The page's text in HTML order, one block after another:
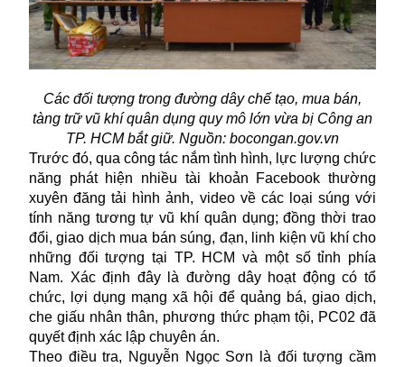
Các đối tượng trong đường dây chế tạo, mua bán,
tàng trữ vũ khí quân dụng quy mô lớn vừa bị Công an
TP. HCM bắt giữ. Nguồn: bocongan.gov.vn
Trước đó, qua công tác nắm tình hình, lực lượng chức
năng phát hiện nhiều tài khoản Facebook thường
xuyên đăng tải hình ảnh, video về các loại súng với
tính năng tương tự vũ khí quân dụng; đồng thời trao
đổi, giao dịch mua bán súng, đạn, linh kiện vũ khí cho
những đối tượng tại TP. HCM và một số tỉnh phía
Nam. Xác định đây là đường dây hoạt động có tổ
chức, lợi dụng mạng xã hội để quảng bá, giao dịch,
che giấu nhân thân, phương thức phạm tội, PC02 đã
quyết định xác lập chuyên án.
Theo điều tra, Nguyễn Ngọc Sơn là đối tượng cầm